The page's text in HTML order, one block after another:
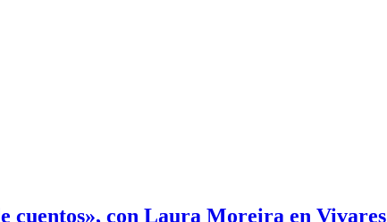
cuentos», con Laura Moreira en Vivares